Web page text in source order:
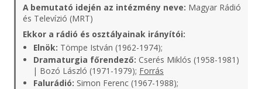
A bemutató idején az intézmény neve: Magyar Rádió
és Televízió (MRT)
Ekkor a rádió és osztályainak irányítói:
Elnök: Tömpe István (1962-1974);
Dramaturgia főrendező: Cserés Miklós (1958-1981)
| Bozó László (1971-1979); Forrás
Falurádió: Simon Ferenc (1967-1988);